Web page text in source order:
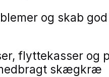
og skab god
flyttekasser og
skægkræ